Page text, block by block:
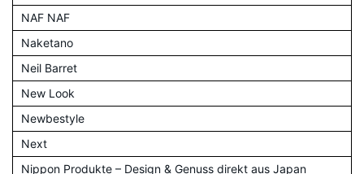
NAF NAF
Naketano
Neil Barret
New Look
Newbestyle
Next
Nippon Produkte – Design & Genuss direkt aus Japan